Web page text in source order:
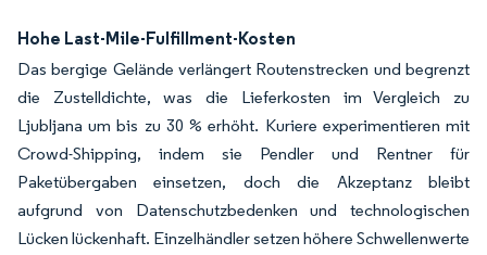
Hohe Last-Mile-Fulfillment-Kosten
Das bergige Gelände verlängert Routenstrecken und begrenzt
die Zustelldichte, was die Lieferkosten im Vergleich zu
Ljubljana um bis zu 30 % erhöht. Kuriere experimentieren mit
Crowd-Shipping, indem sie Pendler und Rentner für
Paketübergaben einsetzen, doch die Akzeptanz bleibt
aufgrund von Datenschutzbedenken und technologischen
Lücken lückenhaft. Einzelhändler setzen höhere Schwellenwerte